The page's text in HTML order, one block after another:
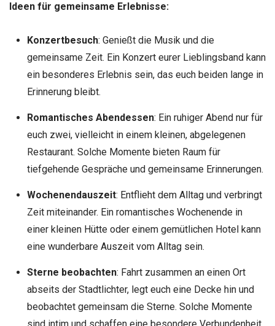
Ideen für gemeinsame Erlebnisse:
Konzertbesuch: Genießt die Musik und die
gemeinsame Zeit. Ein Konzert eurer Lieblingsband kann
ein besonderes Erlebnis sein, das euch beiden lange in
Erinnerung bleibt.
Romantisches Abendessen: Ein ruhiger Abend nur für
euch zwei, vielleicht in einem kleinen, abgelegenen
Restaurant. Solche Momente bieten Raum für
tiefgehende Gespräche und gemeinsame Erinnerungen.
Wochenendauszeit: Entflieht dem Alltag und verbringt
Zeit miteinander. Ein romantisches Wochenende in
einer kleinen Hütte oder einem gemütlichen Hotel kann
eine wunderbare Auszeit vom Alltag sein.
Sterne beobachten: Fahrt zusammen an einen Ort
abseits der Stadtlichter, legt euch eine Decke hin und
beobachtet gemeinsam die Sterne. Solche Momente